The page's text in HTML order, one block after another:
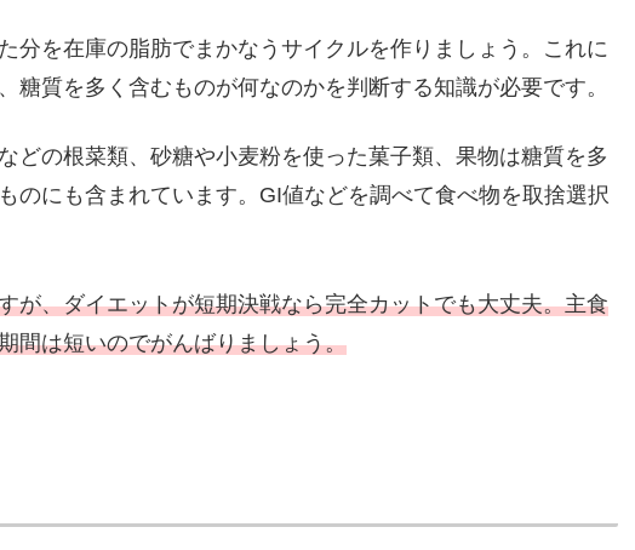
分を在庫の脂肪でまかなうサイクルを作りましょう。これに
糖質を多く含むものが何なのかを判断する知識が必要です。
どの根菜類、砂糖や小麦粉を使った菓子類、果物は糖質を多
のにも含まれています。GI値などを調べて食べ物を取捨選択
が、ダイエットが短期決戦なら完全カットでも大丈夫。主食
間は短いのでがんばりましょう。